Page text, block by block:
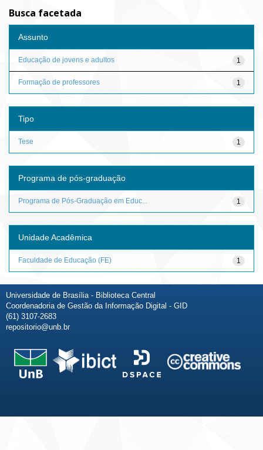
Busca facetada
Assunto
1
Educação de jovens e adultos
1
Formação de professores
Tipo
1
Tese
Programa de pós-graduação
1
Programa de Pós-Graduação em Educ...
Unidade Acadêmica
1
Faculdade de Educação (FE)
Universidade de Brasília - Biblioteca Central
Coordenadoria de Gestão da Informação Digital - GID
(61) 3107-2683
repositorio@unb.br